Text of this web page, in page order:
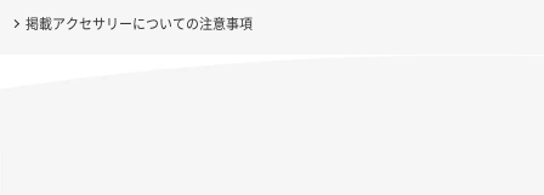
掲載アクセサリーについての注意事項